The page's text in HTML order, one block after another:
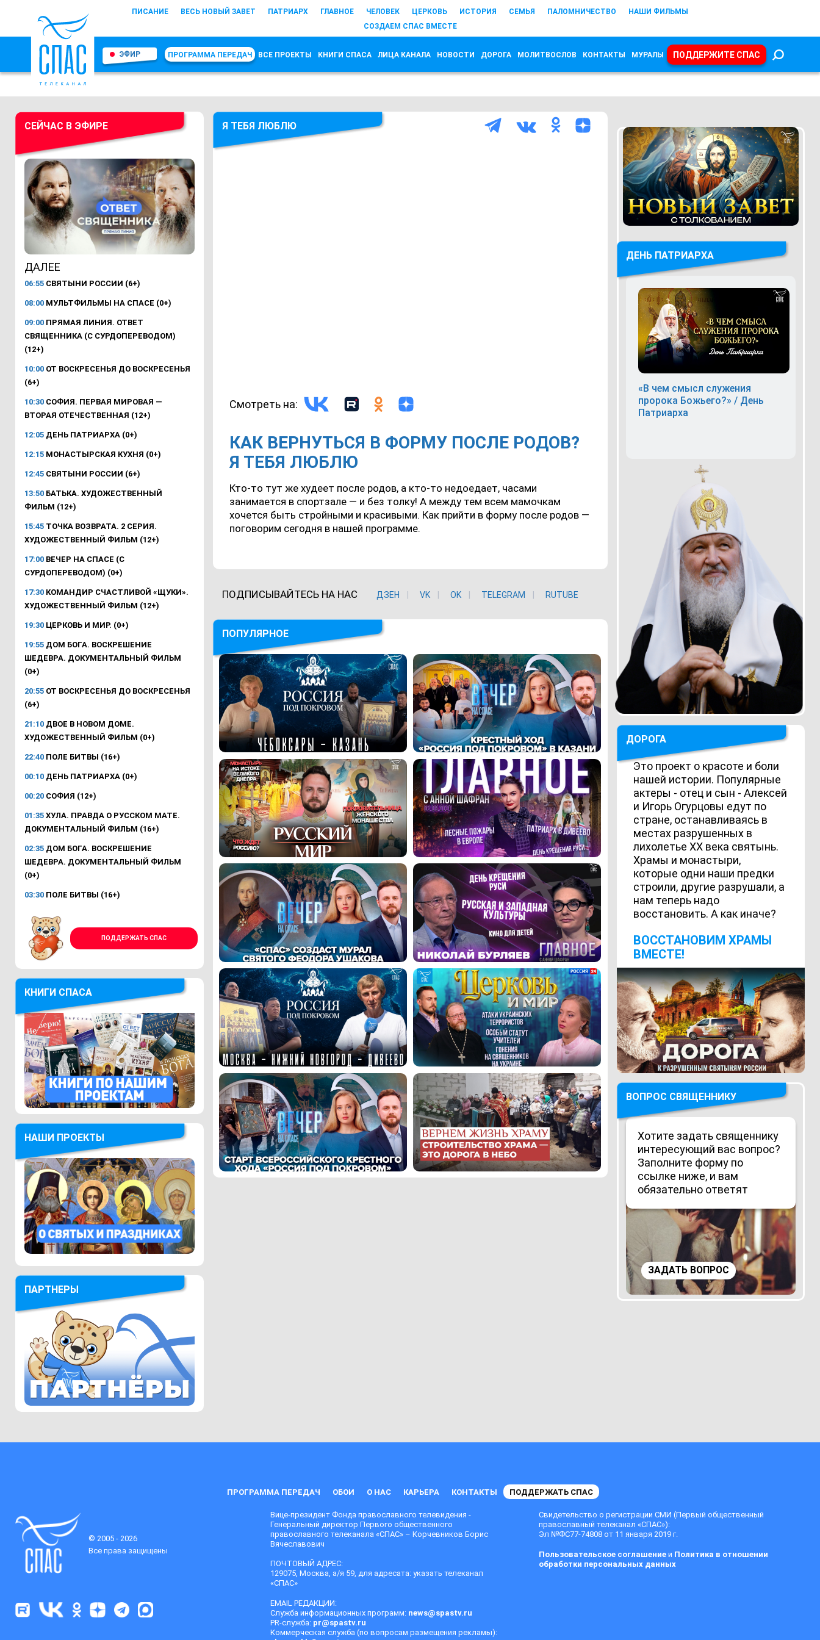
ПИСАНИЕ ВЕСЬ НОВЫЙ ЗАВЕТ ПАТРИАРХ ГЛАВНОЕ ЧЕЛОВЕК ЦЕРКОВЬ ИСТОРИЯ СЕМЬЯ ПАЛОМНИЧЕСТВО
НАШИ ФИЛЬМЫ
СОЗДАЕМ СПАС ВМЕСТЕ
ЭФИР ПРОГРАММА ПЕРЕДАЧ ВСЕ ПРОЕКТЫ КНИГИ СПАСА ЛИЦА КАНАЛА НОВОСТИ ДОРОГА МОЛИТВОСЛОВ КОНТАКТЫ МУРАЛЫ ПОДДЕРЖИТЕ СПАС
СЕЙЧАС В ЭФИРЕ
ДАЛЕЕ
06:55 СВЯТЫНИ РОССИИ (6+)
08:00 МУЛЬТФИЛЬМЫ НА СПАСЕ (0+)
09:00 ПРЯМАЯ ЛИНИЯ. ОТВЕТ
СВЯЩЕННИКА (С СУРДОПЕРЕВОДОМ)
(12+)
10:00 ОТ ВОСКРЕСЕНЬЯ ДО ВОСКРЕСЕНЬЯ
(6+)
10:30 СОФИЯ. ПЕРВАЯ МИРОВАЯ —
ВТОРАЯ ОТЕЧЕСТВЕННАЯ (12+)
12:05 ДЕНЬ ПАТРИАРХА (0+)
12:15 МОНАСТЫРСКАЯ КУХНЯ (0+)
12:45 СВЯТЫНИ РОССИИ (6+)
13:50 БАТЬКА. ХУДОЖЕСТВЕННЫЙ
ФИЛЬМ (12+)
15:45 ТОЧКА ВОЗВРАТА. 2 СЕРИЯ.
ХУДОЖЕСТВЕННЫЙ ФИЛЬМ (12+)
17:00 ВЕЧЕР НА СПАСЕ (С
СУРДОПЕРЕВОДОМ) (0+)
17:30 КОМАНДИР СЧАСТЛИВОЙ «ЩУКИ».
ХУДОЖЕСТВЕННЫЙ ФИЛЬМ (12+)
19:30 ЦЕРКОВЬ И МИР. (0+)
19:55 ДОМ БОГА. ВОСКРЕШЕНИЕ
ШЕДЕВРА. ДОКУМЕНТАЛЬНЫЙ ФИЛЬМ
(0+)
20:55 ОТ ВОСКРЕСЕНЬЯ ДО ВОСКРЕСЕНЬЯ
(6+)
21:10 ДВОЕ В НОВОМ ДОМЕ.
ХУДОЖЕСТВЕННЫЙ ФИЛЬМ (0+)
22:40 ПОЛЕ БИТВЫ (16+)
00:10 ДЕНЬ ПАТРИАРХА (0+)
00:20 СОФИЯ (12+)
01:35 ХУЛА. ПРАВДА О РУССКОМ МАТЕ.
ДОКУМЕНТАЛЬНЫЙ ФИЛЬМ (16+)
02:35 ДОМ БОГА. ВОСКРЕШЕНИЕ
ШЕДЕВРА. ДОКУМЕНТАЛЬНЫЙ ФИЛЬМ
(0+)
03:30 ПОЛЕ БИТВЫ (16+)
ПОДДЕРЖАТЬ СПАС
КНИГИ СПАСА
НАШИ ПРОЕКТЫ
ПАРТНЕРЫ
Я ТЕБЯ ЛЮБЛЮ
Смотреть на:
КАК ВЕРНУТЬСЯ В ФОРМУ ПОСЛЕ РОДОВ?
Я ТЕБЯ ЛЮБЛЮ
Кто-то тут же худеет после родов, а кто-то недоедает, часами
занимается в спортзале — и без толку! А между тем всем мамочкам
хочется быть стройными и красивыми. Как прийти в форму после родов —
поговорим сегодня в нашей программе.
ПОДПИСЫВАЙТЕСЬ НА НАС ДЗЕН VK ОK TELEGRAM RUTUBE
ПОПУЛЯРНОЕ
ДЕНЬ ПАТРИАРХА
«В чем смысл служения
пророка Божьего?» / День
Патриарха
ДОРОГА
Это проект о красоте и боли
нашей истории. Популярные
актеры - отец и сын - Алексей
и Игорь Огурцовы едут по
стране, останавливаясь в
местах разрушенных в
лихолетье ХХ века святынь.
Храмы и монастыри,
которые одни наши предки
строили, другие разрушали, а
нам теперь надо
восстановить. А как иначе?
ВОCСТАНОВИМ ХРАМЫ
ВМЕСТЕ!
ВОПРОС СВЯЩЕННИКУ
Хотите задать священнику
интересующий вас вопрос?
Заполните форму по
ссылке ниже, и вам
обязательно ответят
ЗАДАТЬ ВОПРОС
ПРОГРАММА ПЕРЕДАЧ ОБОИ О НАС КАРЬЕРА КОНТАКТЫ ПОДДЕРЖАТЬ СПАС
© 2005 - 2026
Все права защищены
Вице-президент Фонда православного телевидения -
Генеральный директор Первого общественного
православного телеканала «СПАС» – Корчевников Борис
Вячеславович
ПОЧТОВЫЙ АДРЕС:
129075, Москва, а/я 59, для адресата: указать телеканал
«СПАС»
EMAIL РЕДАКЦИИ:
Служба информационных программ: news@spastv.ru
PR-служба: pr@spastv.ru
Коммерческая служба (по вопросам размещения рекламы):
Свидетельство о регистрации СМИ (Первый общественный
православный телеканал «СПАС»):
Эл №ФС77-74808 от 11 января 2019 г.
Пользовательское соглашениеи Политика в отношении
обработки персональных данных